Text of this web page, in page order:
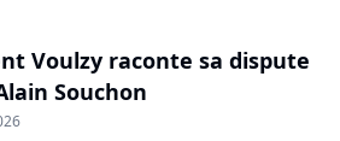
Voulzy raconte sa dispute
Souchon